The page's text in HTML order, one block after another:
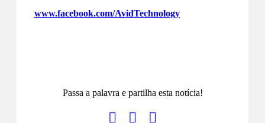
www.facebook.com/AvidTechnology
Passa a palavra e partilha esta notícia!